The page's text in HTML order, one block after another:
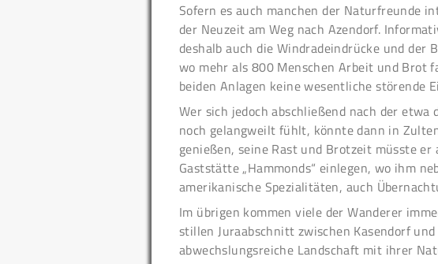
Sofern es auch manchen der Naturfreunde
der Neuzeit am Weg nach Azendorf.
deshalb auch die Windradeindrücke und der
wo mehr als 800 Menschen Arbeit und Brot
beiden Anlagen keine wesentliche störende
Wer sich jedoch abschließend nach der
noch gelangweilt fühlt, könnte dann in
genießen, seine Rast und Brotzeit müsste
Gaststätte „Hammonds“ einlegen, wo ihm
amerikanische Spezialitäten, auch
Im übrigen kommen viele der Wanderer
stillen Juraabschnitt zwischen Kasendorf
abwechslungsreiche Landschaft mit ihrer